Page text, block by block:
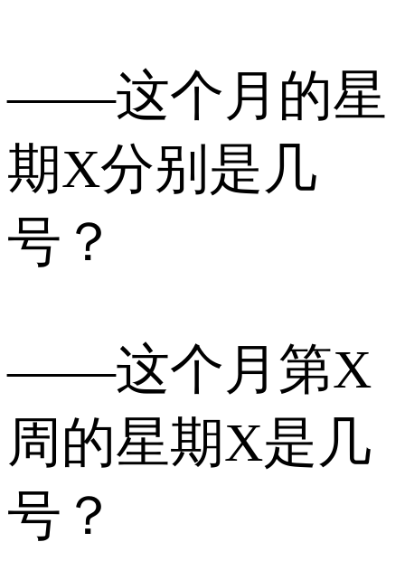
——这个月的星
期X分别是几
号？
——这个月第X
周的星期X是几
号？